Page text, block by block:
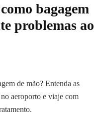
bagagem
problemas ao
de mão? Entenda as
aeroporto e viaje com